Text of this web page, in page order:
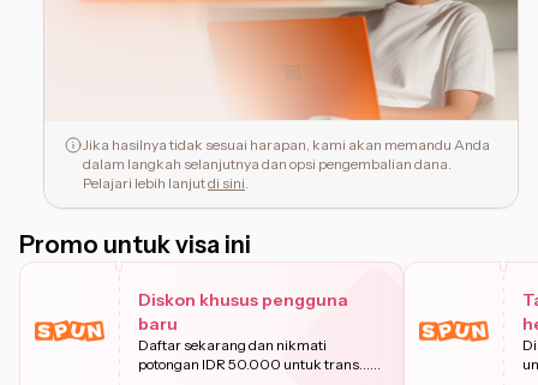
Jika hasilnya tidak sesuai harapan, kami akan memandu Anda
dalam langkah selanjutnya dan opsi pengembalian dana.
Pelajari lebih lanjutdi sini.
Promo untuk visa ini
Diskon khusus pengguna
baru
Daftar sekarang dan nikmati
potongan IDR 50.000 untuk trans...